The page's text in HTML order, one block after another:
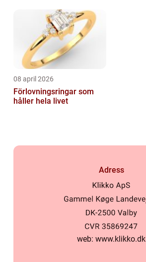
08 april 2026
Förlovningsringar som
håller hela livet
Adress
web: www.klikko.dk